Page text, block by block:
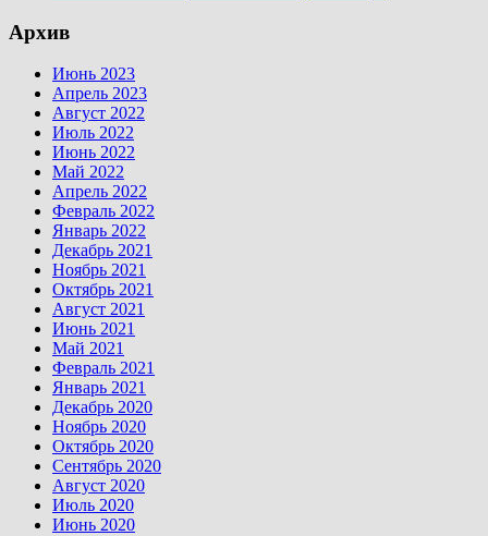
Архив
Июнь 2023
Апрель 2023
Август 2022
Июль 2022
Июнь 2022
Май 2022
Апрель 2022
Февраль 2022
Январь 2022
Декабрь 2021
Ноябрь 2021
Октябрь 2021
Август 2021
Июнь 2021
Май 2021
Февраль 2021
Январь 2021
Декабрь 2020
Ноябрь 2020
Октябрь 2020
Сентябрь 2020
Август 2020
Июль 2020
Июнь 2020